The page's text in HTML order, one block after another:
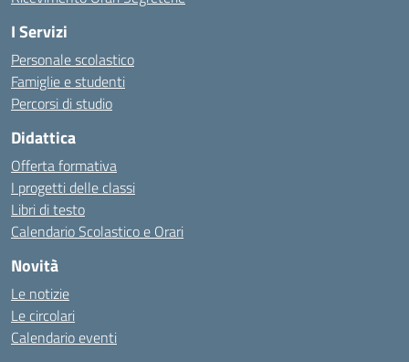
I Servizi
Personale scolastico
Famiglie e studenti
Percorsi di studio
Didattica
Offerta formativa
I progetti delle classi
Libri di testo
Calendario Scolastico e Orari
Novità
Le notizie
Le circolari
Calendario eventi